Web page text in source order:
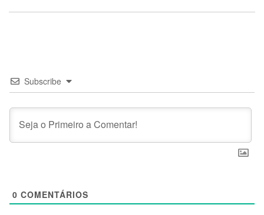
Subscribe
0 COMENTÁRIOS